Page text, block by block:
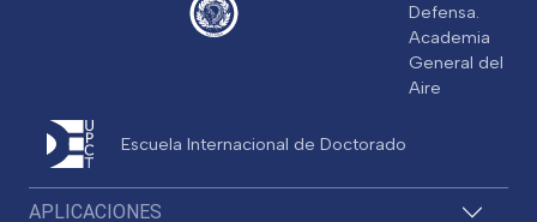
APLICACIONES
Defensa.
Academia
General del
Aire
Escuela Internacional de Doctorado